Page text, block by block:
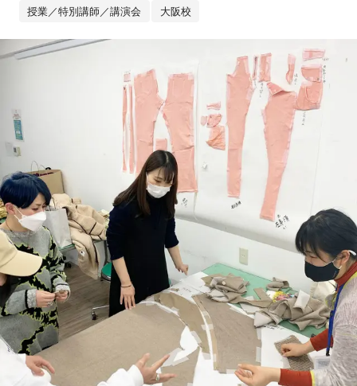
授業／特別講師／講演会 大阪校